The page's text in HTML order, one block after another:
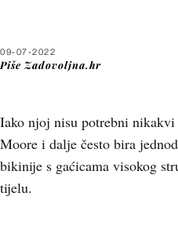
09-07-2022
Piše Zadovoljna.hr
Iako njoj nisu potrebni
Moore i dalje često bira
bikinije s gaćicama visokog
tijelu.